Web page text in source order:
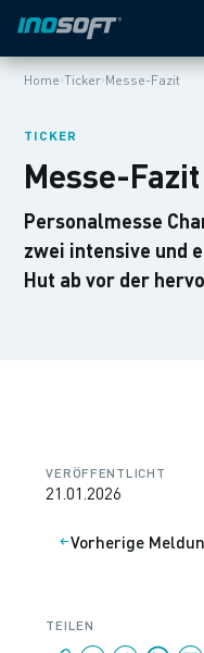
Home›Ticker›Messe-Fazit
TICKER
Messe-Fazit
Personalmesse
zwei intensive und
Hut ab vor der
VERÖFFENTLICHT
21.01.2026
Vorherige
TEILEN